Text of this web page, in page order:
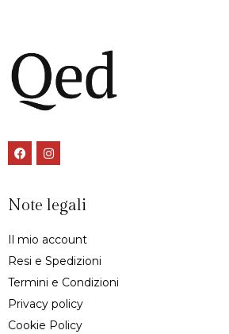
Note legali
Il mio account
Resi e Spedizioni
Termini e Condizioni
Privacy policy
Cookie Policy